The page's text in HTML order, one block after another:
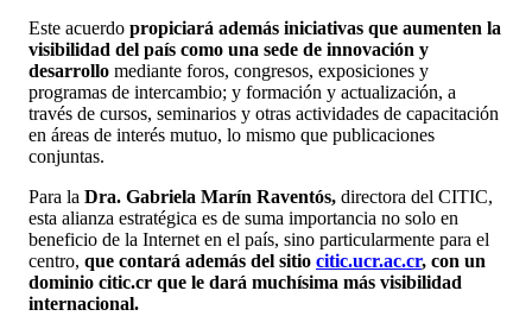
Este acuerdo propiciará además iniciativas que aumenten la
visibilidad del país como una sede de innovación y
desarrollo mediante foros, congresos, exposiciones y
programas de intercambio; y formación y actualización, a
través de cursos, seminarios y otras actividades de capacitación
en áreas de interés mutuo, lo mismo que publicaciones
conjuntas.
Para la Dra. Gabriela Marín Raventós, directora del CITIC,
esta alianza estratégica es de suma importancia no solo en
beneficio de la Internet en el país, sino particularmente para el
centro, que contará además del sitio citic.ucr.ac.cr, con un
dominio citic.cr que le dará muchísima más visibilidad
internacional.